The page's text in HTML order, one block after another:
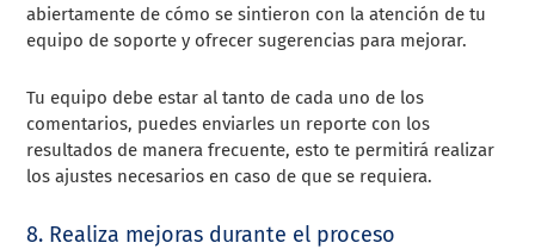
abiertamente de cómo se sintieron con la atención de tu
equipo de soporte y ofrecer sugerencias para mejorar.
Tu equipo debe estar al tanto de cada uno de los
comentarios, puedes enviarles un reporte con los
resultados de manera frecuente, esto te permitirá realizar
los ajustes necesarios en caso de que se requiera.
8. Realiza mejoras durante el proceso